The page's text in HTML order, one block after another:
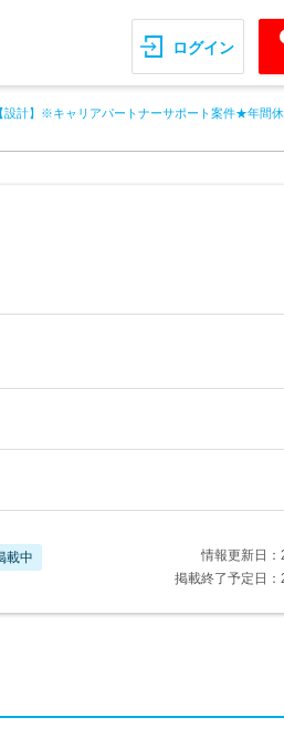
ログイン
【設計】※キャリアパートナーサポート案件★年間
載中
情報更新日
掲載終了予定日